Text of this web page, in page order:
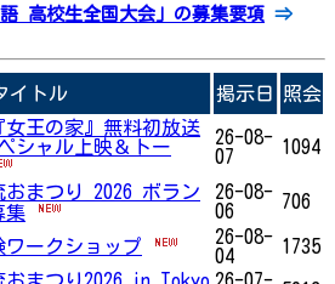
語 高校生全国大会」の募集要項 ⇒
イトル 掲示日 照会
女王の家』無料初放送
シャル上映＆トー
26-08-
07
1094
おまつり 2026 ボラン
集
26-08-
06
706
ワークショップ
26-08-
04
1735
おまつり2026 in Tokyo 26-07-